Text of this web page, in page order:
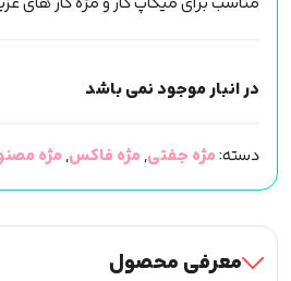
در انبار موجود نمی باشد
دسته:مژه جفتی,مژه فاکس,مژه
معرفی محصول